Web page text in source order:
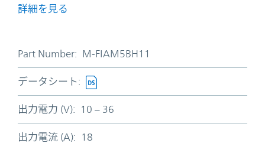
詳細を見る
Part Number: M-FIAM5BH11
データシート:
出力電力 (V): 10 – 36
出力電流 (A): 18